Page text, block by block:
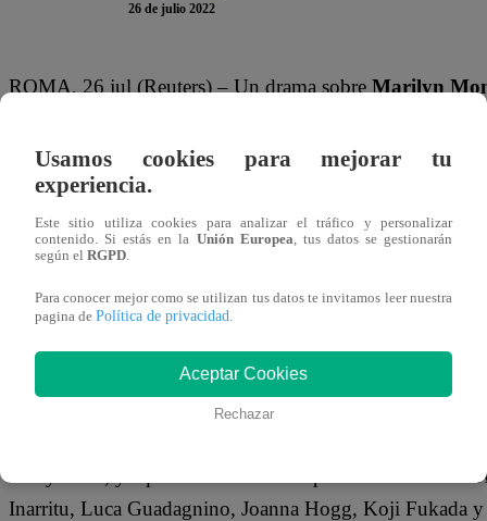
26 de julio 2022
ROMA, 26 jul (Reuters) – Un drama sobre Marilyn
de este año.
al Oscar a medida que se acerca la temporada de
Se espera que en la alfombra roja aparezcan Timothée
Harry Styles, Penélope Cruz, Ana de Armas, Cate
Sigourney Weaver.
Hollywood, ya que se estrenarán las películas de
Inarritu, Luca Guadagnino, Joanna Hogg, Koji Fukada y
Usamos cookies para mejorar tu
experiencia.
Este sitio utiliza cookies para analizar el tráfico y personalizar
contenido. Si estás en la Unión Europea, tus datos se gestionarán
según el RGPD.
Para conocer mejor como se utilizan tus datos te invitamos leer nuestra
pagina de Política de privacidad.
Aceptar Cookies
Rechazar